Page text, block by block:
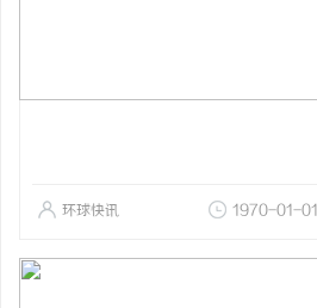
环球快讯 1970-01-01